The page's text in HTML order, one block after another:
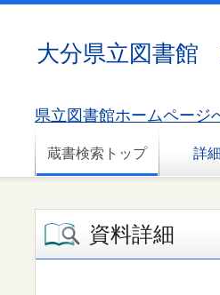
大分県立図書館
県立図書館ホームページ
蔵書検索トップ 詳
資料詳細